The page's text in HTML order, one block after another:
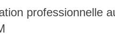
professionnelle